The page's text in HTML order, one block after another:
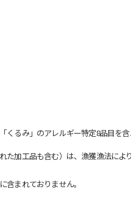
るみ」のアレルギー特定8品目を含
加工品も含む）は、漁獲漁法に
まれておりません。